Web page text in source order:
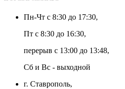
Пн-Чт с 8:30 до 17:30,
Пт с 8:30 до 16:30,
перерыв с 13:00 до 13:48,
Сб и Вс - выходной
г. Ставрополь,